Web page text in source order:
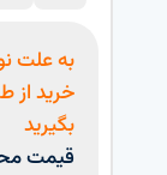
به علت
خرید از
بگیرید
قیمت